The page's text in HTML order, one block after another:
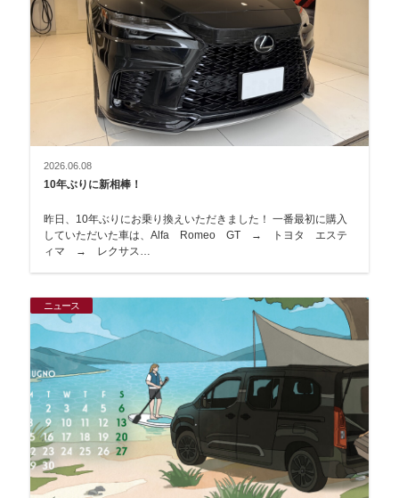
2026.06.08
10年ぶりに新相棒！
昨日、10年ぶりにお乗り換えいただきました！ 一番最初に購入
していただいた車は、Alfa Romeo GT → トヨタ エステ
ィマ → レクサス…
ニュース